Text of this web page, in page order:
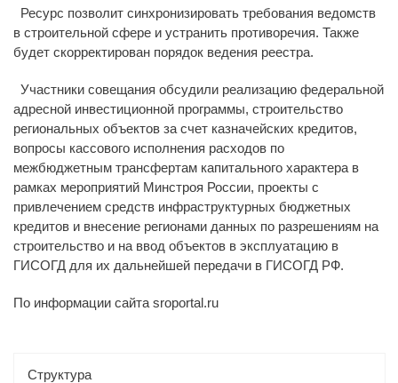
Структура
Ресурс позволит синхронизировать требования ведомств
в строительной сфере и устранить противоречия. Также
будет скорректирован порядок ведения реестра.
Участники совещания обсудили реализацию федеральной
адресной инвестиционной программы, строительство
региональных объектов за счет казначейских кредитов,
вопросы кассового исполнения расходов по
межбюджетным трансфертам капитального характера в
рамках мероприятий Минстроя России, проекты с
привлечением средств инфраструктурных бюджетных
кредитов и внесение регионами данных по разрешениям на
строительство и на ввод объектов в эксплуатацию в
ГИСОГД для их дальнейшей передачи в ГИСОГД РФ.
По информации сайта sroportal.ru